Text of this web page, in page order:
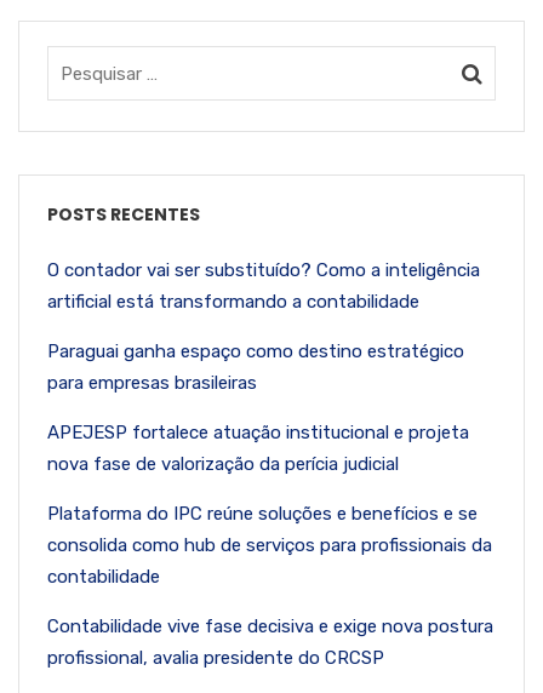
POSTS RECENTES
O contador vai ser substituído? Como a inteligência
artificial está transformando a contabilidade
Paraguai ganha espaço como destino estratégico
para empresas brasileiras
APEJESP fortalece atuação institucional e projeta
nova fase de valorização da perícia judicial
Plataforma do IPC reúne soluções e benefícios e se
consolida como hub de serviços para profissionais da
contabilidade
Contabilidade vive fase decisiva e exige nova postura
profissional, avalia presidente do CRCSP